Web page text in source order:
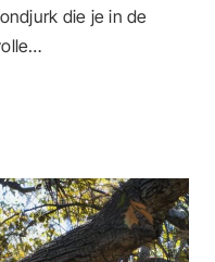
die je in de